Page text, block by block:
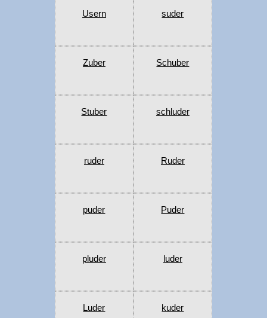
Usern suder
Zuber Schuber
Stuber schluder
ruder Ruder
puder Puder
pluder luder
Luder kuder